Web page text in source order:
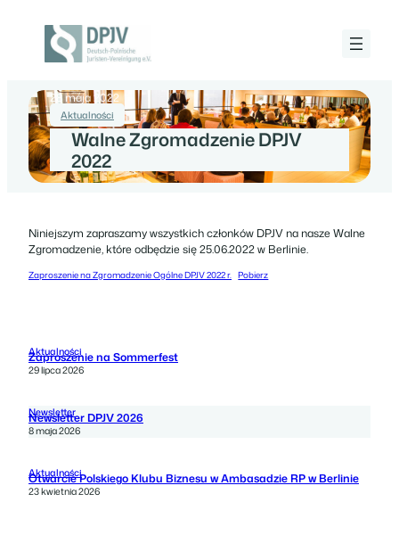
Deutsch-
Polnische
Vereinigung
e.V.
28 maja 2022
Aktualności
Walne Zgromadzenie DPJV
2022
Niniejszym zapraszamy wszystkich członków DPJV na nasze Walne
Zgromadzenie, które odbędzie się 25.06.2022 w Berlinie.
Zaproszenie na Zgromadzenie Ogólne DPJV 2022 r. Pobierz
Aktualności
Zaproszenie na Sommerfest
29 lipca 2026
Newsletter
Newsletter DPJV 2026
8 maja 2026
Aktualności
Otwarcie Polskiego Klubu Biznesu w Ambasadzie RP w Berlinie
23 kwietnia 2026